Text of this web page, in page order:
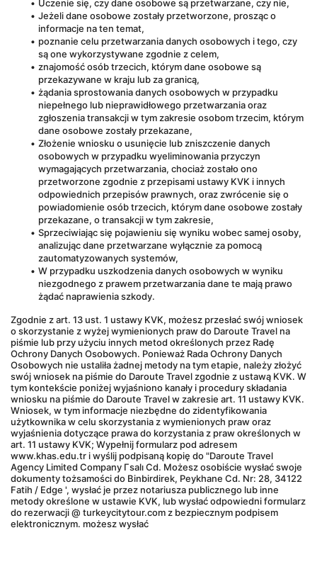
Uczenie się, czy dane osobowe są przetwarzane, czy nie,
Jeżeli dane osobowe zostały przetworzone, prosząc o
informacje na ten temat,
poznanie celu przetwarzania danych osobowych i tego, czy
są one wykorzystywane zgodnie z celem,
znajomość osób trzecich, którym dane osobowe są
przekazywane w kraju lub za granicą,
żądania sprostowania danych osobowych w przypadku
niepełnego lub nieprawidłowego przetwarzania oraz
zgłoszenia transakcji w tym zakresie osobom trzecim, którym
dane osobowe zostały przekazane,
Złożenie wniosku o usunięcie lub zniszczenie danych
osobowych w przypadku wyeliminowania przyczyn
wymagających przetwarzania, chociaż zostało ono
przetworzone zgodnie z przepisami ustawy KVK i innych
odpowiednich przepisów prawnych, oraz zwrócenie się o
powiadomienie osób trzecich, którym dane osobowe zostały
przekazane, o transakcji w tym zakresie,
Sprzeciwiając się pojawieniu się wyniku wobec samej osoby,
analizując dane przetwarzane wyłącznie za pomocą
zautomatyzowanych systemów,
W przypadku uszkodzenia danych osobowych w wyniku
niezgodnego z prawem przetwarzania dane te mają prawo
żądać naprawienia szkody.
Zgodnie z art. 13 ust. 1 ustawy KVK, możesz przesłać swój wniosek
o skorzystanie z wyżej wymienionych praw do Daroute Travel na
piśmie lub przy użyciu innych metod określonych przez Radę
Ochrony Danych Osobowych. Ponieważ Rada Ochrony Danych
Osobowych nie ustaliła żadnej metody na tym etapie, należy złożyć
swój wniosek na piśmie do Daroute Travel zgodnie z ustawą KVK. W
tym kontekście poniżej wyjaśniono kanały i procedury składania
wniosku na piśmie do Daroute Travel w zakresie art. 11 ustawy KVK.
Wniosek, w tym informacje niezbędne do zidentyfikowania
użytkownika w celu skorzystania z wymienionych praw oraz
wyjaśnienia dotyczące prawa do korzystania z praw określonych w
art. 11 ustawy KVK; Wypełnij formularz pod adresem
www.khas.edu.tr i wyślij podpisaną kopię do "Daroute Travel
Agency Limited Company Γsalı Cd. Możesz osobiście wysłać swoje
dokumenty tożsamości do Binbirdirek, Peykhane Cd. Nr: 28, 34122
Fatih / Edge ', wysłać je przez notariusza publicznego lub inne
metody określone w ustawie KVK, lub wysłać odpowiedni formularz
do rezerwacji @ turkeycitytour.com z bezpiecznym podpisem
elektronicznym. możesz wysłać